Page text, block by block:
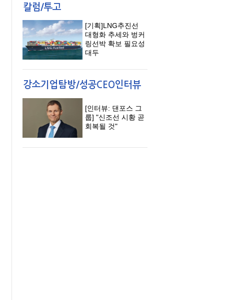
[기획]LNG추진선
대형화 추세와 벙커
링선박 확보 필요성
대두
[인터뷰: 댄포스 그
룹] "신조선 시황 곧
회복될 것"